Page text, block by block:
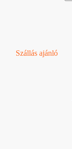
Szállás ajánló